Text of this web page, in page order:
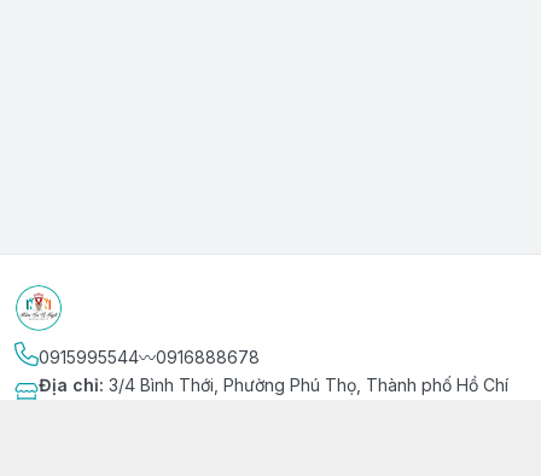
0915995544〰️0916888678
Địa chỉ: 3/4 Bình Thới, Phường Phú Thọ, Thành phố Hồ Chí